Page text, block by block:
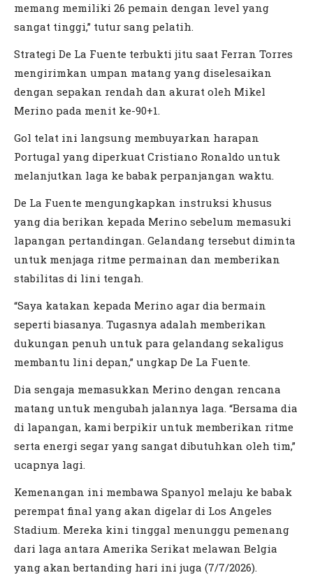
memang memiliki 26 pemain dengan level yang
sangat tinggi,” tutur sang pelatih.
Strategi De La Fuente terbukti jitu saat Ferran Torres
mengirimkan umpan matang yang diselesaikan
dengan sepakan rendah dan akurat oleh Mikel
Merino pada menit ke-90+1.
Gol telat ini langsung membuyarkan harapan
Portugal yang diperkuat Cristiano Ronaldo untuk
melanjutkan laga ke babak perpanjangan waktu.
De La Fuente mengungkapkan instruksi khusus
yang dia berikan kepada Merino sebelum memasuki
lapangan pertandingan. Gelandang tersebut diminta
untuk menjaga ritme permainan dan memberikan
stabilitas di lini tengah.
“Saya katakan kepada Merino agar dia bermain
seperti biasanya. Tugasnya adalah memberikan
dukungan penuh untuk para gelandang sekaligus
membantu lini depan,” ungkap De La Fuente.
Dia sengaja memasukkan Merino dengan rencana
matang untuk mengubah jalannya laga. “Bersama dia
di lapangan, kami berpikir untuk memberikan ritme
serta energi segar yang sangat dibutuhkan oleh tim,”
ucapnya lagi.
Kemenangan ini membawa Spanyol melaju ke babak
perempat final yang akan digelar di Los Angeles
Stadium. Mereka kini tinggal menunggu pemenang
dari laga antara Amerika Serikat melawan Belgia
yang akan bertanding hari ini juga (7/7/2026).